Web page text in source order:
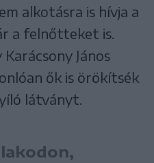
alkotásra is hívja a
a felnőtteket is.
János
ők is örökítsék
látványt.